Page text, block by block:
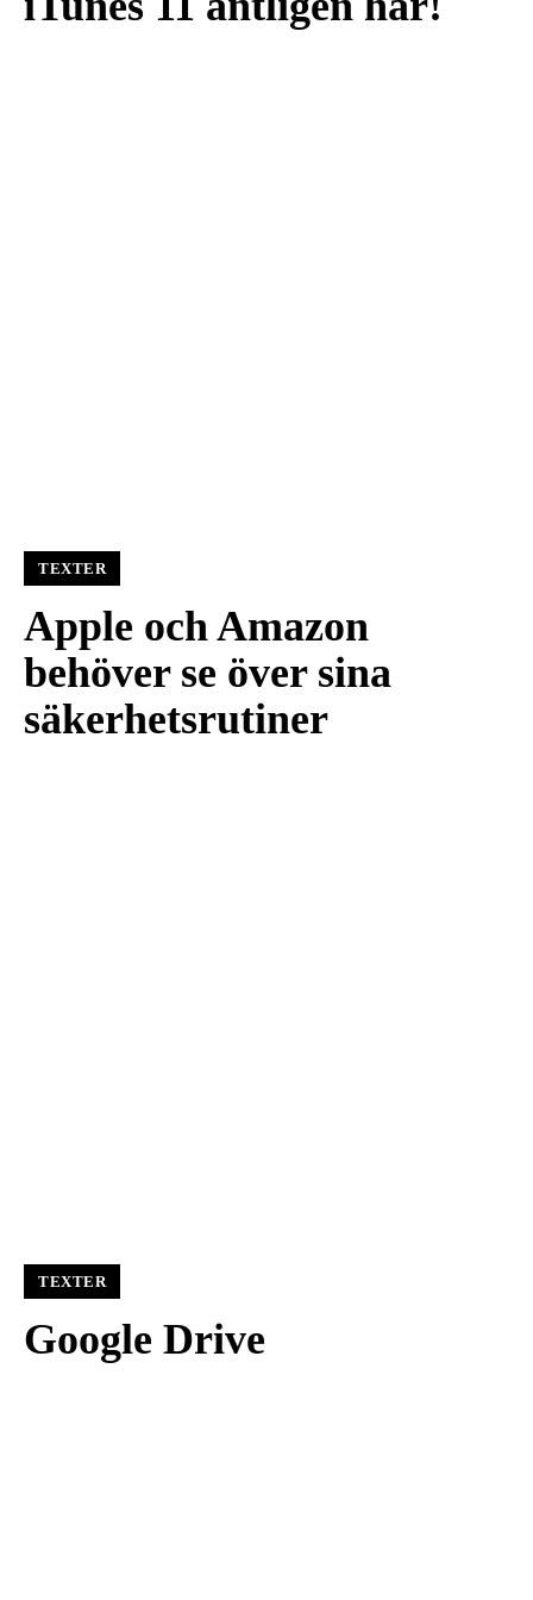
TEXTER
Apple och Amazon
behöver se över sina
säkerhetsrutiner
TEXTER
Google Drive